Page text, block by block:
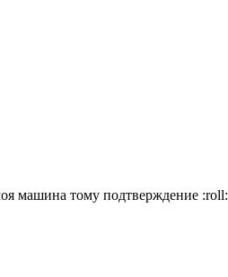
машина тому подтверждение :roll: